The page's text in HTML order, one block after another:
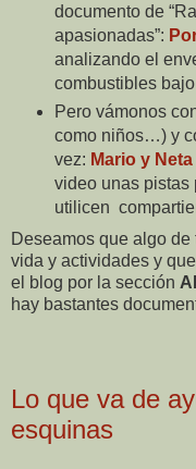
documento de
apasionadas”: P
analizando el
combustibles
Pero vámonos
como niños…) y
vez: Mario y
video unas pistas
utilicen
Deseamos que algo
vida y actividades y
el blog por la sección
hay bastantes
Lo que va de
esquinas